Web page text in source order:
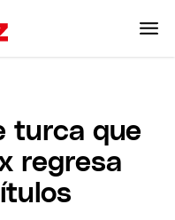
turca que
regresa